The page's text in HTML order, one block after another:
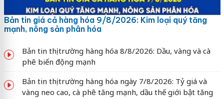
Bản tin giá cả hàng hóa 9/8/2026: Kim loại quý tăng
mạnh, nông sản phân hóa
Bản tin thị trường hàng hóa 8/8/2026: Dầu, vàng và cà
phê biến động mạnh
Bản tin thị trường hàng hóa ngày 7/8/2026: Tỷ giá và
vàng neo cao, cà phê tăng mạnh, dầu thế giới bật tăng